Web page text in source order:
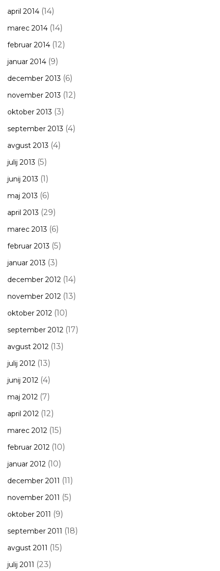
april 2014 (14)
marec 2014 (14)
februar 2014 (12)
januar 2014 (9)
december 2013 (6)
november 2013 (12)
oktober 2013 (3)
september 2013 (4)
avgust 2013 (4)
julij 2013 (5)
junij 2013 (1)
maj 2013 (6)
april 2013 (29)
marec 2013 (6)
februar 2013 (5)
januar 2013 (3)
december 2012 (14)
november 2012 (13)
oktober 2012 (10)
september 2012 (17)
avgust 2012 (13)
julij 2012 (13)
junij 2012 (4)
maj 2012 (7)
april 2012 (12)
marec 2012 (15)
februar 2012 (10)
januar 2012 (10)
december 2011 (11)
november 2011 (5)
oktober 2011 (9)
september 2011 (18)
avgust 2011 (15)
julij 2011 (23)